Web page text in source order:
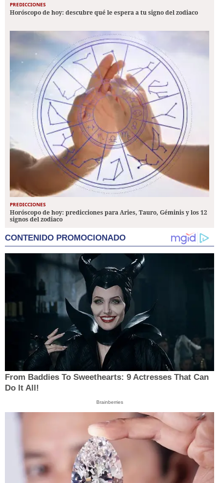
PREDICCIONES
Horóscopo de hoy: descubre qué le espera a tu signo del zodiaco
PREDICCIONES
Horóscopo de hoy: predicciones para Aries, Tauro, Géminis y los 12
signos del zodiaco
CONTENIDO PROMOCIONADO
From Baddies To Sweethearts: 9 Actresses That Can
Do It All!
Brainberries